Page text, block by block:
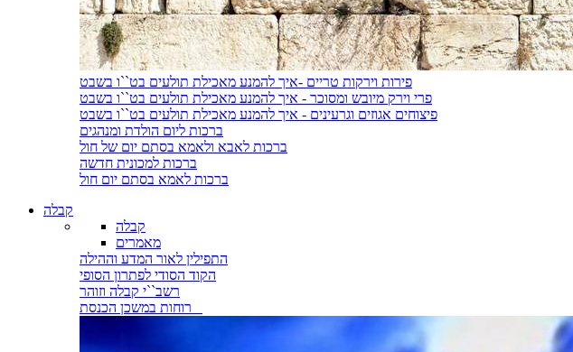
פירות וירקות טריים -איך להמנע מאכילת תולעים בט``ו בשבט
פרי וירק מיובש ומסוכר - איך להמנע מאכילת תולעים בט``ו בשבט
פיצוחים אגוזים וגרעינים - איך להמנע מאכילת תולעים בט``ו בשבט
ברכות ליום הולדת ומנהגים
ברכות לאבא ולאמא בסתם יום של חול
ברכות למכונית חדשה
ברכות לאמא בסתם יום חול
קבלה
קבלה
מאמרים
התפילין לאור המדע וההילה
הקוד הסודי לפתרון הסופי
רשב``י קבלה וזוהר